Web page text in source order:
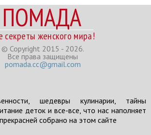
ПОМАДА
секреты женского мира!
© Copyright 2015 - 2026.
Все права защищены
pomada.cc@gmail.com
шедевры кулинарии, тайны
деток и все-все, что нас наполняет
собрано на этом сайте